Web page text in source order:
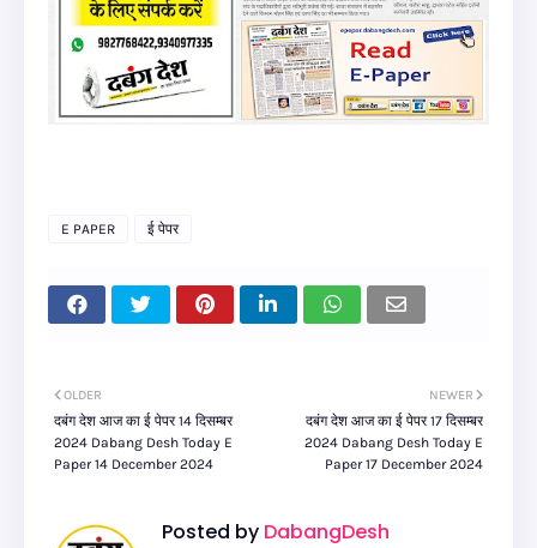
E PAPER ई पेपर
NEWER
दबंग देश आज का ई पेपर 17 दिसम्बर
2024 Dabang Desh Today E
Paper 17 December 2024
OLDER
दबंग देश आज का ई पेपर 14 दिसम्बर
2024 Dabang Desh Today E
Paper 14 December 2024
Posted by DabangDesh